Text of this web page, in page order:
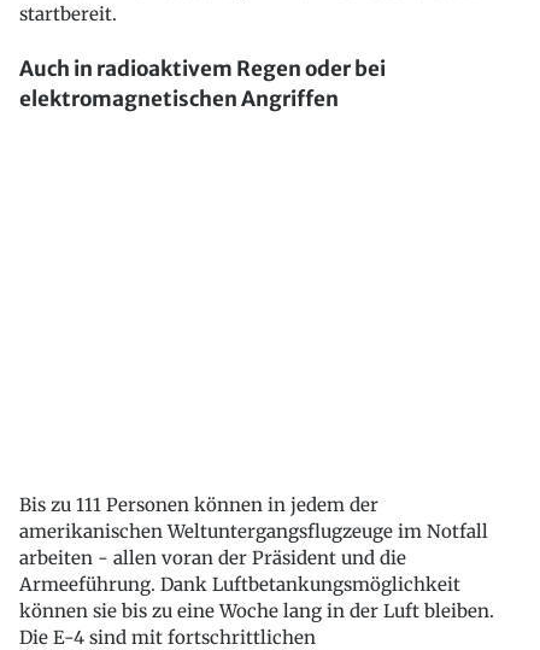
startbereit.
Auch in radioaktivem Regen oder bei
elektromagnetischen Angriffen
Bis zu 111 Personen können in jedem der
amerikanischen Weltuntergangsflugzeuge im Notfall
arbeiten - allen voran der Präsident und die
Armeeführung. Dank Luftbetankungsmöglichkeit
können sie bis zu eine Woche lang in der Luft bleiben.
Die E-4 sind mit fortschrittlichen